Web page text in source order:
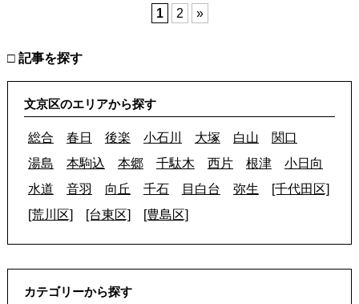
1 2 »
□ 記事を探す
文京区のエリアから探す
総合 春日 後楽 小石川 大塚 白山
関口
湯島
本駒込 本郷 千駄木 西片 根津
小日向
水道
音羽 向丘 千石 目白台 弥生
[千代田区]
[荒川区]
[台東区] [豊島区]
カテゴリーから探す